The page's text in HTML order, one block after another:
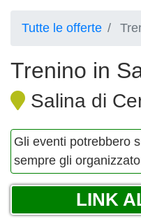
Tutte le offerte
Trenino in
Salina di
Gli eventi potrebbero
sempre gli
LINK